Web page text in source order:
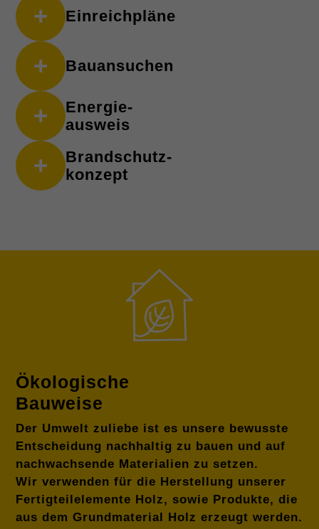
+ Einreich­pläne
+ Bau­ansuchen
+
Energie­
ausweis
+
Brandschutz­
konzept
Ökologische
Bauweise
Der Umwelt zuliebe ist es unsere bewusste
Entscheidung nachhaltig zu bauen und auf
nachwachsende Materialien zu setzen.
Wir verwenden für die Herstellung unserer
Fertigteilelemente Holz, sowie Produkte, die
aus dem Grundmaterial Holz erzeugt werden.